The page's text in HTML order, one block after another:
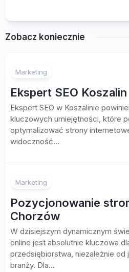
Zobacz koniecznie
Marketing
Ekspert SEO Koszalin
Ekspert SEO w Koszalinie
kluczowych umiejętności, które
optymalizować strony
widoczność...
Marketing
Pozycjonowanie
Chorzów
W dzisiejszym dynamicznym
online jest absolutnie kluczowa
przedsiębiorstwa, niezależnie
branży. Dla...